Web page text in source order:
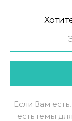
Если Вам
есть темы